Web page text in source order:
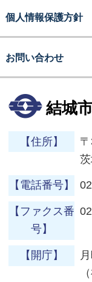
個人情報保護方針
お問い合わせ
結城
【住所】
【電話番号】
【ファクス番
号】
【開庁】